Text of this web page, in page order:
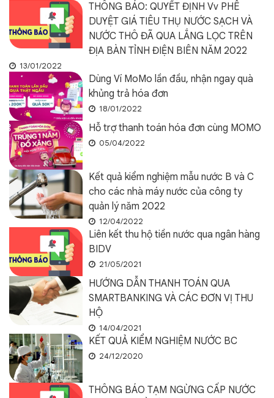
THÔNG BÁO: QUYẾT ĐỊNH Vv PHÊ
DUYỆT GIÁ TIÊU THỤ NƯỚC SẠCH VÀ
NƯỚC THÔ ĐÃ QUA LẮNG LỌC TRÊN
ĐỊA BÀN TỈNH ĐIỆN BIÊN NĂM 2022
13/01/2022
Dùng Ví MoMo lần đầu, nhận ngay quà
khủng trả hóa đơn
18/01/2022
Hỗ trợ thanh toán hóa đơn cùng MOMO
05/04/2022
Kết quả kiểm nghiệm mẫu nước B và C
cho các nhà máy nước của công ty
quản lý năm 2022
12/04/2022
Liên kết thu hộ tiền nước qua ngân hàng
BIDV
21/05/2021
HƯỚNG DẪN THANH TOÁN QUA
SMARTBANKING VÀ CÁC ĐƠN VỊ THU
HỘ
14/04/2021
KẾT QUẢ KIỂM NGHIỆM NƯỚC BC
24/12/2020
THÔNG BÁO TẠM NGỪNG CẤP NƯỚC